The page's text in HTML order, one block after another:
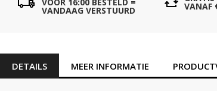
VANDAAG VERSTUURD VANAF
DETAILS MEER INFORMATIE